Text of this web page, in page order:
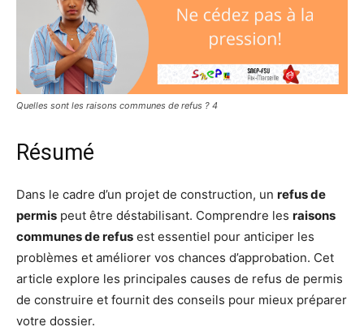
Quelles sont les raisons communes de refus ? 4
Résumé
Dans le cadre d’un projet de construction, un refus de
permis peut être déstabilisant. Comprendre les raisons
communes de refus est essentiel pour anticiper les
problèmes et améliorer vos chances d’approbation. Cet
article explore les principales causes de refus de permis
de construire et fournit des conseils pour mieux préparer
votre dossier.